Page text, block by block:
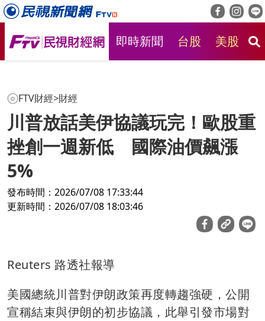
即時新聞 台股 美股
FTV財經>財經
川普放話美伊協議玩完！歐股重
挫創一週新低 國際油價飆漲
5%
發布時間：2026/07/08 17:33:44
更新時間：2026/07/08 18:03:46
Reuters 路透社報導
美國總統川普對伊朗政策再度轉趨強硬，公開
宣稱結束與伊朗的初步協議，此舉引發市場對